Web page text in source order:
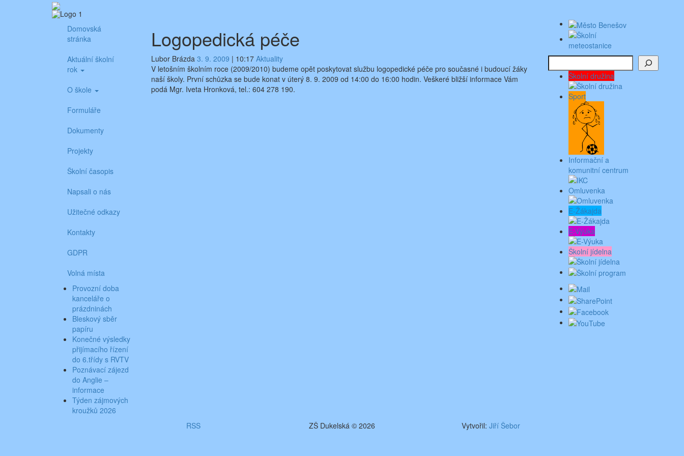
Aktuality ze školy
Základní škola Benešov, Dukelská 1818
Domovská
stránka
Aktuální školní
rok
O škole
Formuláře
Dokumenty
Projekty
Školní časopis
Napsali o nás
Užitečné odkazy
Kontakty
GDPR
Volná místa
Provozní doba
kanceláře o
prázdninách
Bleskový sběr
papíru
Konečné výsledky
přijímacího řízení
do 6.třídy s RVTV
Poznávací zájezd
do Anglie –
informace
Týden zájmových
kroužků 2026
Logopedická péče
Lubor Brázda 3. 9. 2009 | 10:17 Aktuality
V letošním školním roce (2009/2010) budeme opět poskytovat službu logopedické péče pro současné i budoucí žáky
naší školy. První schůzka se bude konat v úterý 8. 9. 2009 od 14:00 do 16:00 hodin. Veškeré bližší informace Vám
podá Mgr. Iveta Hronková, tel.: 604 278 190.
Hledat
Školní družina
Sport
Informační a
komunitní centrum
Omluvenka
E-Žákajda
E-Výuka
Školní jídelna
RSS ZŠ Dukelská © 2026 Vytvořil: Jiří Šebor